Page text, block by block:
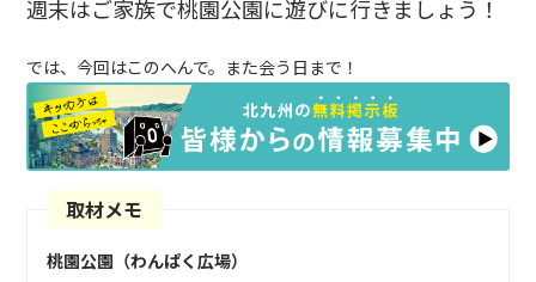
週末はご家族で桃園公園に遊びに行きましょう！
では、今回はこのへんで。また会う日まで！
取材メモ
桃園公園（わんぱく広場）